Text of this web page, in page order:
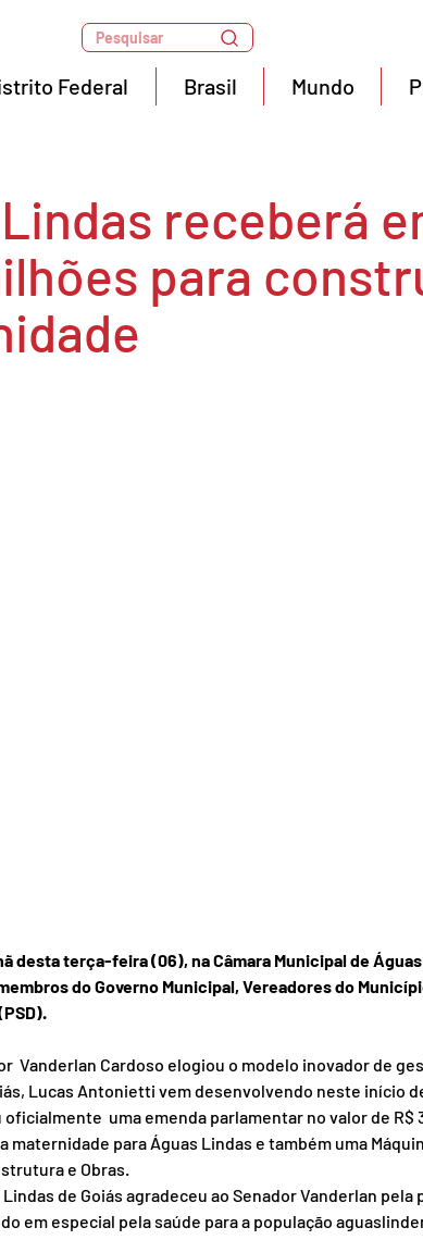
Pesquisar
Federal Brasil Mundo
receberá
para
desta terça-feira (06), na Câmara Municipal de
do Governo Municipal, Vereadores do
Vanderlan Cardoso elogiou o modelo inovador de
Lucas Antonietti vem desenvolvendo neste início
oficialmente  uma emenda parlamentar no valor de R$
maternidade para Águas Lindas e também uma
e Obras.
de Goiás agradeceu ao Senador Vanderlan
em especial pela saúde para a população